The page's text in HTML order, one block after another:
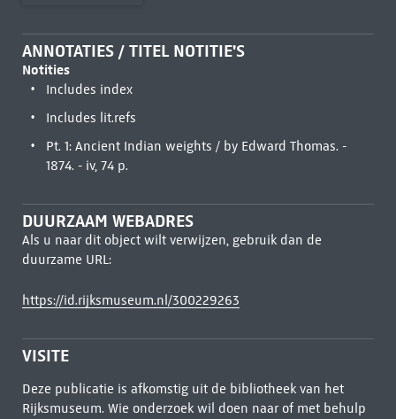
ANNOTATIES / TITEL NOTITIE'S
Notities
Includes index
Includes lit.refs
Pt. 1: Ancient Indian weights / by Edward Thomas. -
1874. - iv, 74 p.
DUURZAAM WEBADRES
Als u naar dit object wilt verwijzen, gebruik dan de
duurzame URL:
https://id.rijksmuseum.nl/300229263
VISITE
Deze publicatie is afkomstig uit de bibliotheek van het
Rijksmuseum. Wie onderzoek wil doen naar of met behulp